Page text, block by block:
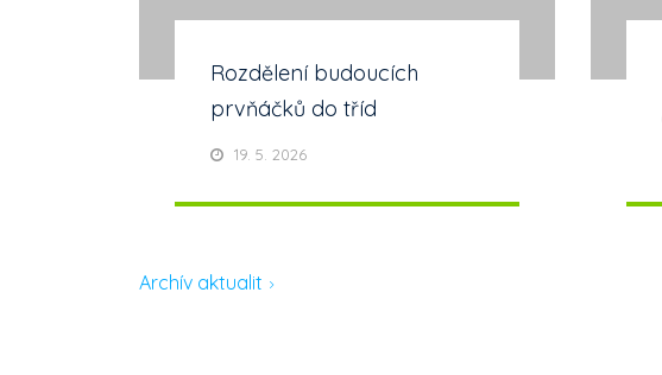
Rozdělení budoucích
prvňáčků do tříd
19. 5. 2026
Archív aktualit